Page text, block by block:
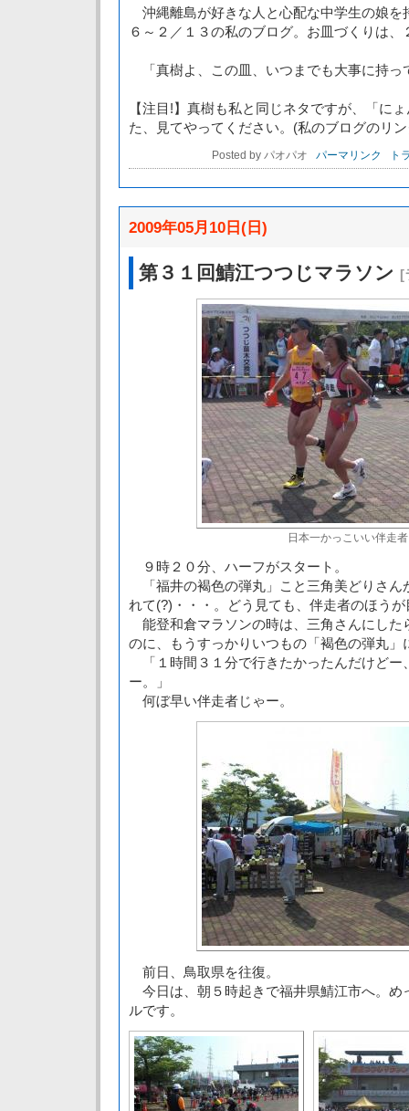
沖縄離島が好きな人と心配な中学生の娘を
６～２／１３の私のブログ。お皿づくりは
「真樹よ、この皿、いつまでも大事に持っ
【注目!】真樹も私と同じネタですが、「に
た、見てやってください。(私のブログのリ
Posted by パオパオ パーマリンク ト
2009年05月10日(日)
第３１回鯖江つつじマラソン [
日本一かっこいい伴走者
９時２０分、ハーフがスタート。
「福井の褐色の弾丸」こと三角美どりさん
れて(?)・・・。どう見ても、伴走者のほう
能登和倉マラソンの時は、三角さんにした
のに、もうすっかりいつもの「褐色の弾丸」
「１時間３１分で行きたかったんだけどー
ー。」
何ぼ早い伴走者じゃー。
前日、鳥取県を往復。
今日は、朝５時起きで福井県鯖江市へ。め
ルです。